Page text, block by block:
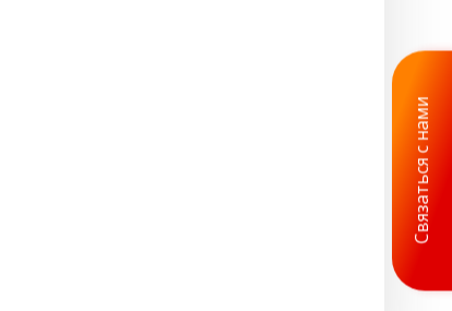
Связаться с нами